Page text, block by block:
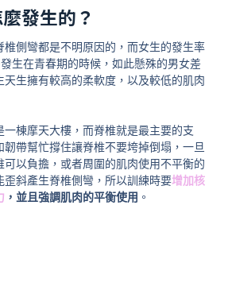
發生的？
側彎都是不明原因的，而女生的發生率
生在青春期的時候，如此懸殊的男女差
生擁有較高的柔軟度，以及較低的肌肉
棟摩天大樓，而脊椎就是最主要的支
帶幫忙撐住讓脊椎不要垮掉倒塌，一旦
以負擔，或者周圍的肌肉使用不平衡的
斜產生脊椎側彎，所以訓練時要增加核
，並且強調肌肉的平衡使用 。